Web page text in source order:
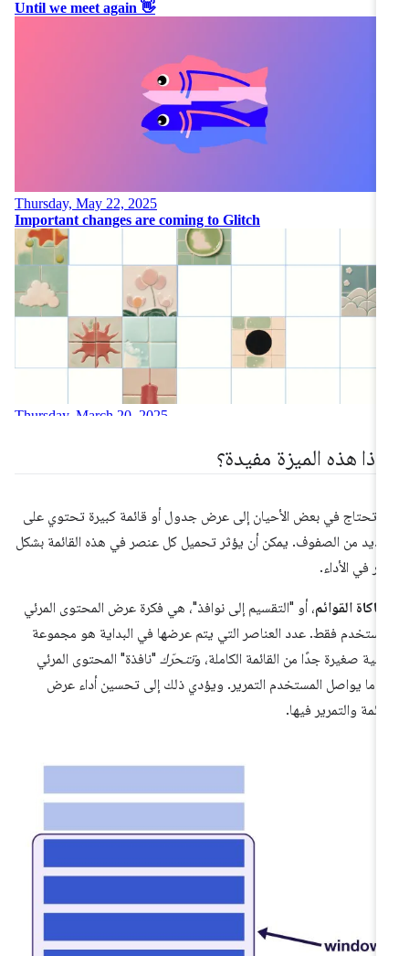
هذه الميزة مفيدة؟
تحتاج في بعض الأحيان إلى عرض جدول أو قائمة كبيرة تحتوي على
من الصفوف. يمكن أن يؤثر تحميل كل عنصر في هذه القائمة بشكل
في الأداء.
القوائم، أو "التقسيم إلى نوافذ"، هي فكرة عرض المحتوى المرئي
فقط. عدد العناصر التي يتم عرضها في البداية هو مجموعة
صغيرة جدًا من القائمة الكاملة، وتتحرّك"نافذة" المحتوى المرئي
يواصل المستخدم التمرير. ويؤدي ذلك إلى تحسين أداء عرض
والتمرير فيها.